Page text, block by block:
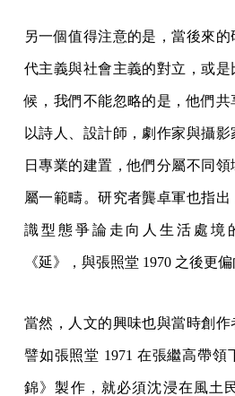
另一個值得注意的是，當後來
代主義與社會主義的對立，或
候，我們不能忽略的是，他們
以詩人、設計師，劇作家與攝
日專業的建置，他們分屬不同
屬一範疇。研究者龔卓軍也指
識型態爭論走向人生活處境
《延》，與張照堂 1970 之後更
當然，人文的興味也與當時創作
譬如張照堂 1971 在張繼高帶領
錦》製作，就必須沈浸在風土